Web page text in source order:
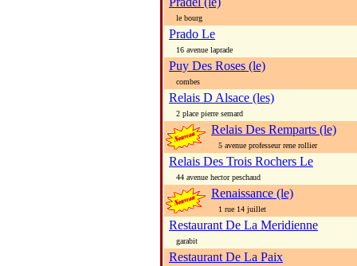
le bourg
Prado Le
16 avenue laprade
Puy Des Roses (le)
combes
Relais D Alsace (les)
2 place pierre semard
Relais Des Remparts (le)
5 avenue professeur rene rollier
Relais Des Trois Rochers Le
44 avenue hector peschaud
Renaissance (le)
1 rue 14 juillet
Restaurant De La Meridienne
garabit
Restaurant De La Paix